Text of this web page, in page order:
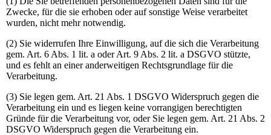
Zwecke, für die sie erhoben oder auf sonstige Weise verarbeitet
wurden, nicht mehr notwendig.
(2) Sie widerrufen Ihre Einwilligung, auf die sich die Verarbeitung
gem. Art. 6 Abs. 1 lit. a oder Art. 9 Abs. 2 lit. a DSGVO stützte,
und es fehlt an einer anderweitigen Rechtsgrundlage für die
Verarbeitung.
(3) Sie legen gem. Art. 21 Abs. 1 DSGVO Widerspruch gegen die
Verarbeitung ein und es liegen keine vorrangigen berechtigten
Gründe für die Verarbeitung vor, oder Sie legen gem. Art. 21 Abs. 2
DSGVO Widerspruch gegen die Verarbeitung ein.